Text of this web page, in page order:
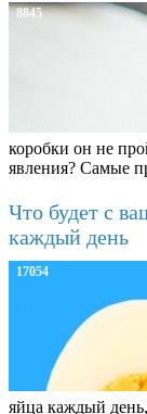
8845
коробки он не
явления? Самые
Что будет с
каждый день
17054
яйца каждый